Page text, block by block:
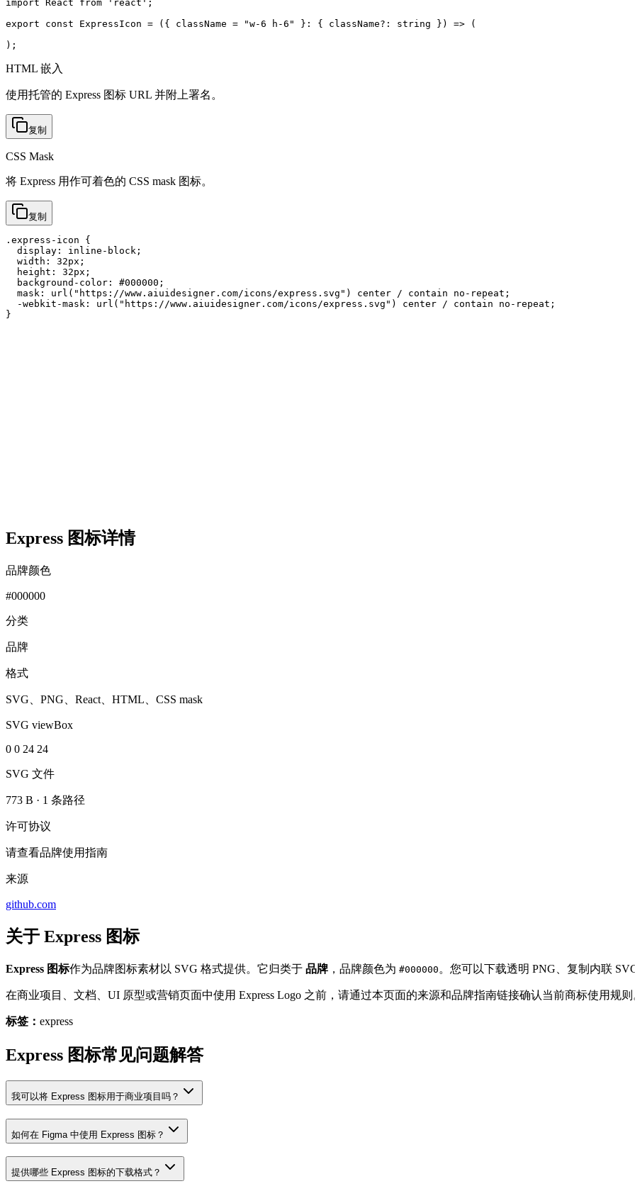
import React from 'react';
export const ExpressIcon = ({ className = "w-6 h-6" }: { className?: string }) => (
);
HTML 嵌入
使用托管的 Express 图标 URL 并附上署名。
复制
CSS Mask
将 Express 用作可着色的 CSS mask 图标。
复制
.express-icon {
  display: inline-block;
  width: 32px;
  height: 32px;
  background-color: #000000;
  mask: url("https://www.aiuidesigner.com/icons/express.svg") center / contain no-repeat;
  -webkit-mask: url("https://www.aiuidesigner.com/icons/express.svg") center / contain no-repeat;
}
Express 图标详情
品牌颜色
#000000
分类
品牌
格式
SVG、PNG、React、HTML、CSS mask
SVG viewBox
0 0 24 24
SVG 文件
773 B · 1 条路径
许可协议
请查看品牌使用指南
来源
github.com
关于 Express 图标
Express 图标作为品牌图标素材以 SVG 格式提供。它归类于 品牌 ，品牌颜色为 #000000 。您可以下载透明 PNG、复制内联
在商业项目、文档、UI 原型或营销页面中使用 Express Logo 之前，请通过本页面的来源和品牌指南链接确认当前商标使用规则
标签： express
Express 图标常见问题解答
我可以将 Express 图标用于商业项目吗？
如何在 Figma 中使用 Express 图标？
提供哪些 Express 图标的下载格式？